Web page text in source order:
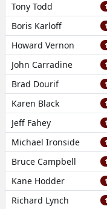
Tony Todd
Boris Karloff
Howard Vernon
John Carradine
Brad Dourif
Karen Black
Jeff Fahey
Michael Ironside
Bruce Campbell
Kane Hodder
Richard Lynch